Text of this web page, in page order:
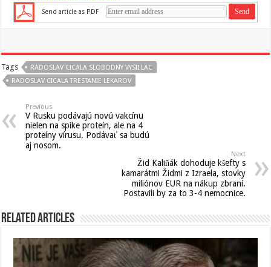
Send article as PDF
Tags
RADOSLAV CICALA SLOBODNY VYSIELAC
RADOSLAV CICALA TRESTANIE LEKAROV
Previous
V Rusku podávajú novú vakcínu
nielen na spike proteín, ale na 4
proteíny vírusu. Podávať sa budú
aj nosom.
Next
Žid Kaliňák dohoduje kšefty s
kamarátmi Židmi z Izraela, stovky
miliónov EUR na nákup zbraní.
Postavili by za to 3-4 nemocnice.
Related Articles